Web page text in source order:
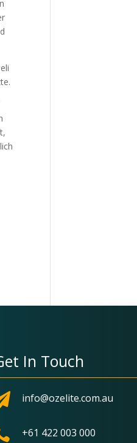
In Touch
info@ozelite.com.au
+61 422 003 000